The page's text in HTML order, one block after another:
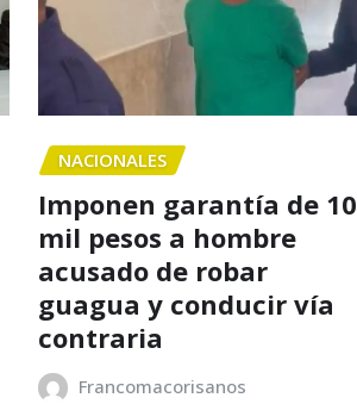
NACIONALES
Imponen garantía de 10
mil pesos a hombre
acusado de robar
guagua y conducir vía
contraria
Francomacorisanos